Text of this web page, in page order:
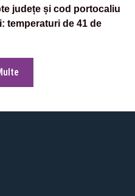
județe și cod portocaliu
temperaturi de 41 de